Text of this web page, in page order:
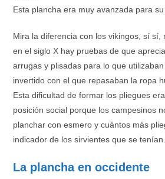
Esta plancha era muy avanzada para su
Mira la diferencia con los vikingos, sí sí,
en el siglo X hay pruebas de que
arrugas y plisadas para lo que
invertido con el que repasaban la ropa
Esta dificultad de formar los pliegues
posición social porque los campesinos
planchar con esmero y cuántos más
indicador de los sirvientes que se tenían.
La plancha en occidente